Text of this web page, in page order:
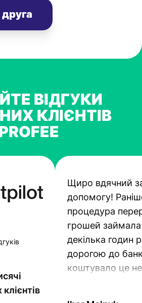
ВІДГУКИ
КЛІЄНТІВ
Щиро вдячний
допомогу!
процедура
грошей займала
декілька годин
дорогою до
коштувало це